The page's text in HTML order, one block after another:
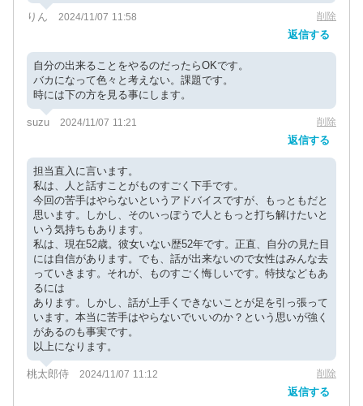
りん 2024/11/07 11:58 削除
返信する
自分の出来ることをやるのだったらOKです。
バカになって色々と考えない。課題です。
時には下の方を見る事にします。
suzu 2024/11/07 11:21 削除
返信する
担当直入に言います。
私は、人と話すことがものすごく下手です。
今回の苦手はやらないというアドバイスですが、もっともだと
思います。しかし、そのいっぽうで人ともっと打ち解けたいと
いう気持ちもあります。
私は、現在52歳。彼女いない歴52年です。正直、自分の見た目
には自信があります。でも、話が出来ないので女性はみんな去
っていきます。それが、ものすごく悔しいです。特技などもあ
るには
あります。しかし、話が上手くできないことが足を引っ張って
います。本当に苦手はやらないでいいのか？という思いが強く
があるのも事実です。
以上になります。
桃太郎侍 2024/11/07 11:12 削除
返信する